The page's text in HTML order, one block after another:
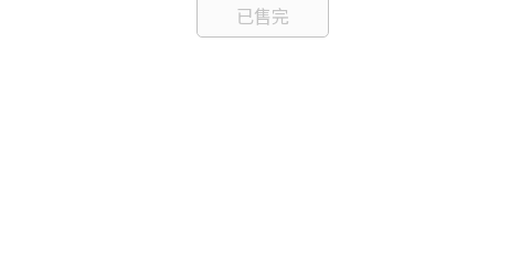
已售完